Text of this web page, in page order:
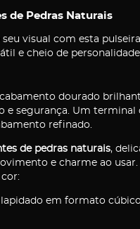
de Pedras Naturais
visual com esta
e cheio de
dourado
e segurança. Um terminal
refinado.
de pedras naturais,
e charme ao usar.
lapidado em formato